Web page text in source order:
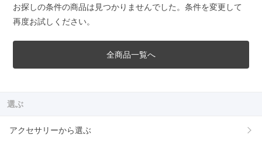
お探しの条件の商品は見つかりませんでした。条件を変更して
再度お試しください。
全商品一覧へ
選ぶ
アクセサリーから選ぶ